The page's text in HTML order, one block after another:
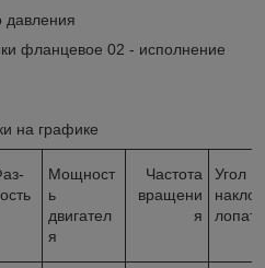
давления
фланцевое 02 - исполнение
на графике
Мощност
ь
двигател
я
Частота
вращени
я
Угол